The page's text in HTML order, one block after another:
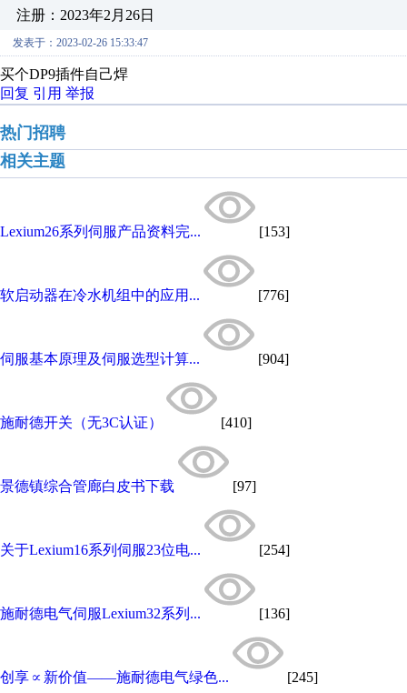
注册：2023年2月26日
发表于：2023-02-26 15:33:47
买个DP9插件自己焊
回复 引用 举报
热门招聘
相关主题
Lexium26系列伺服产品资料完... [153]
软启动器在冷水机组中的应用... [776]
伺服基本原理及伺服选型计算... [904]
施耐德开关（无3C认证） [410]
景德镇综合管廊白皮书下载 [97]
关于Lexium16系列伺服23位电... [254]
施耐德电气伺服Lexium32系列... [136]
创享∝新价值——施耐德电气绿色... [245]